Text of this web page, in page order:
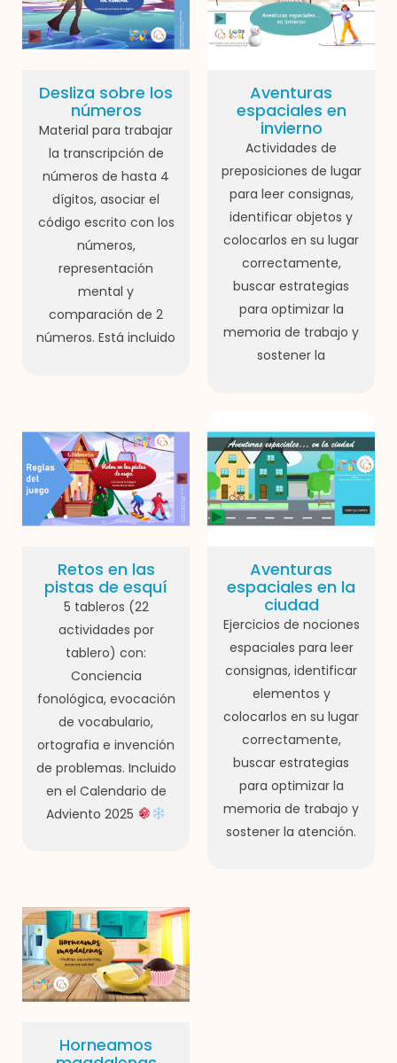
Desliza sobre los
números
Material para trabajar
la transcripción de
números de hasta 4
dígitos, asociar el
código escrito con los
números,
representación
mental y
comparación de 2
números. Está incluido
Aventuras
espaciales en
invierno
Actividades de
preposiciones de lugar
para leer consignas,
identificar objetos y
colocarlos en su lugar
correctamente,
buscar estrategias
para optimizar la
memoria de trabajo y
sostener la
Retos en las
pistas de esquí
5 tableros (22
actividades por
tablero) con:
Conciencia
fonológica, evocación
de vocabulario,
ortografia e invención
de problemas. Incluido
en el Calendario de
Adviento 2025
Aventuras
espaciales en la
ciudad
Ejercicios de nociones
espaciales para leer
consignas, identificar
elementos y
colocarlos en su lugar
correctamente,
buscar estrategias
para optimizar la
memoria de trabajo y
sostener la atención.
Horneamos